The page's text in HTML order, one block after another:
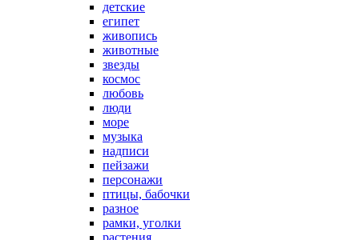
детские
египет
живопись
животные
звезды
космос
любовь
люди
море
музыка
надписи
пейзажи
персонажи
птицы, бабочки
разное
рамки, уголки
растения